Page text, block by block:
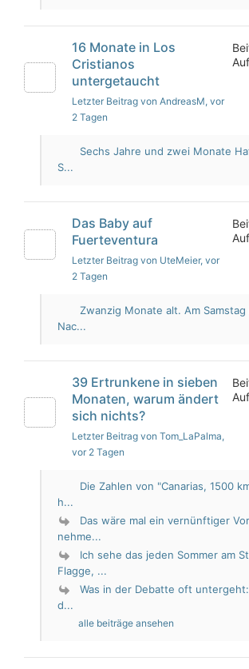
16 Monate in Los
Cristianos
untergetaucht
Letzter Beitrag von AndreasM, vor
2 Tagen
Sechs Jahre und zwei Monate
S...
Das Baby auf
Fuerteventura
Letzter Beitrag von UteMeier, vor
2 Tagen
Zwanzig Monate alt. Am
Nac...
39 Ertrunkene in sieben
Monaten, warum ändert
sich nichts?
Letzter Beitrag von Tom_LaPalma,
vor 2 Tagen
Die Zahlen von "Canarias, 1500
h...
Das wäre mal ein vernünftiger
nehme...
Ich sehe das jeden Sommer am
Flagge, ...
Was in der Debatte oft
d...
alle beiträge ansehen